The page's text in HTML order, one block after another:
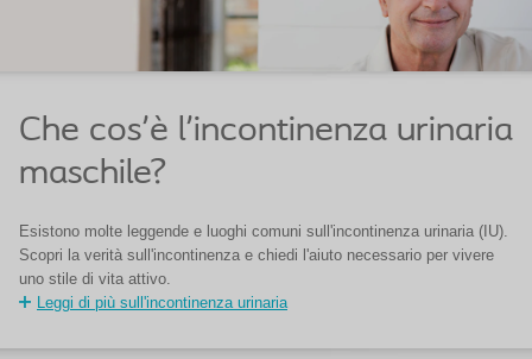
Che cos'è l'incontinenza urinaria
maschile?
Esistono molte leggende e luoghi comuni sull'incontinenza urinaria (IU).
Scopri la verità sull'incontinenza e chiedi l'aiuto necessario per vivere
uno stile di vita attivo.
Leggi di più sull'incontinenza urinaria